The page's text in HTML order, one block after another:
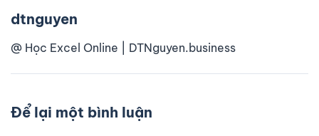
dtnguyen
@ Học Excel Online | DTNguyen.business
Để lại một bình luận